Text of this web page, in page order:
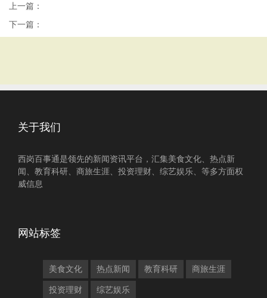
上一篇：
下一篇：
关于我们
西岗百事通是领先的新闻资讯平台，汇集美食文化、热点新
闻、教育科研、商旅生涯、投资理财、综艺娱乐、等多方面权
威信息
网站标签
美食文化 热点新闻 教育科研 商旅生涯
投资理财 综艺娱乐